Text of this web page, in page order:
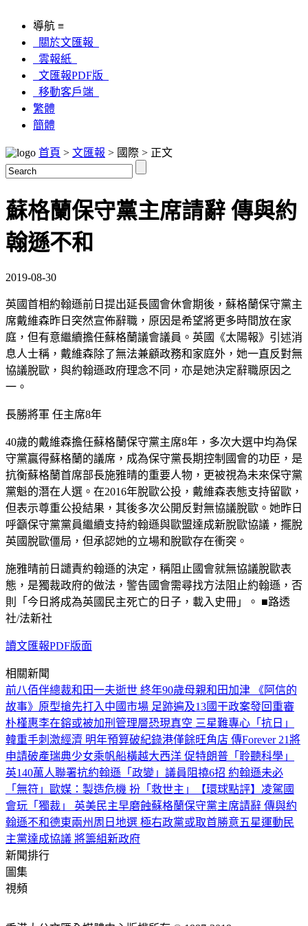
導航 ≡
關於文匯報
雲報紙
文匯報PDF版
移動客戶端
繁體
簡體
首頁 > 文匯報 > 國際 > 正文
蘇格蘭保守黨主席請辭 傳與約
翰遜不和
2019-08-30
英國首相約翰遜前日提出延長國會休會期後，蘇格蘭保守黨主
席戴維森昨日突然宣佈辭職，原因是希望將更多時間放在家
庭，但有意繼續擔任蘇格蘭議會議員。英國《太陽報》引述消
息人士稱，戴維森除了無法兼顧政務和家庭外，她一直反對無
協議脫歐，與約翰遜政府理念不同，亦是她決定辭職原因之
一。
長勝將軍 任主席8年
40歲的戴維森擔任蘇格蘭保守黨主席8年，多次大選中均為保
守黨贏得蘇格蘭的議席，成為保守黨長期控制國會的功臣，是
抗衡蘇格蘭首席部長施雅晴的重要人物，更被視為未來保守黨
黨魁的潛在人選。在2016年脫歐公投，戴維森表態支持留歐，
但表示尊重公投結果，其後多次公開反對無協議脫歐。她昨日
呼籲保守黨黨員繼續支持約翰遜與歐盟達成新脫歐協議，擺脫
英國脫歐僵局，但承認她的立場和脫歐存在衝突。
施雅晴前日譴責約翰遜的決定，稱阻止國會就無協議脫歐表
態，是獨裁政府的做法，警告國會需尋找方法阻止約翰遜，否
則「今日將成為英國民主死亡的日子，載入史冊」。 ■路透
社/法新社
讀文匯報PDF版面
相關新聞
前八佰伴總裁和田一夫逝世 終年90歲母親和田加津 《阿信的
故事》原型搶先打入中國市場 足跡遍及13國干政案發回重審
朴槿惠李在鎔或被加刑 管理層恐現真空 三星難專心「抗日」
韓重手刺激經濟 明年預算破紀錄港僅餘旺角店 傳Forever 21將
申請破產瑞典少女乘帆船橫越大西洋 促特朗普「聆聽科學」
英140萬人聯署抗約翰遜「政變」 議員阻撓6招 約翰遜未必
「無符」
歐媒：製造危機 扮「救世主」
【環球點評】凌駕國
會玩「獨裁」 英美民主早磨蝕蘇格蘭保守黨主席請辭 傳與約
翰遜不和德東兩州周日地選 極右政黨或取首勝意五星運動民
主黨達成協議 將籌組新政府
新聞排行
圖集
視頻